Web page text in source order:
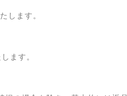
します。
ます。